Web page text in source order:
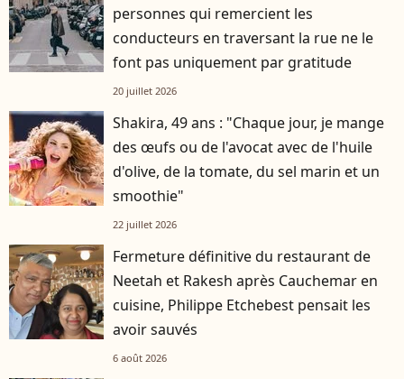
personnes qui remercient les
conducteurs en traversant la rue ne le
font pas uniquement par gratitude
20 juillet 2026
Shakira, 49 ans : "Chaque jour, je mange
des œufs ou de l'avocat avec de l'huile
d'olive, de la tomate, du sel marin et un
smoothie"
22 juillet 2026
Fermeture définitive du restaurant de
Neetah et Rakesh après Cauchemar en
cuisine, Philippe Etchebest pensait les
avoir sauvés
6 août 2026